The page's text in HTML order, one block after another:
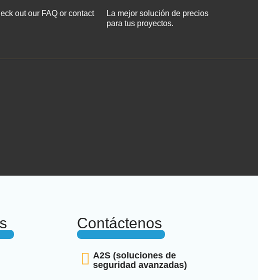
out our FAQ or contact
La mejor solución de precios
para tus proyectos.
Contáctenos
A2S (soluciones de
seguridad avanzadas)